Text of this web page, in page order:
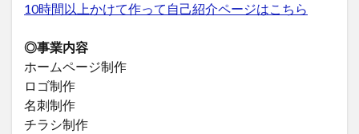
10時間以上かけて作って自己紹介ページはこちら
◎事業内容
ホームページ制作
ロゴ制作
名刺制作
チラシ制作